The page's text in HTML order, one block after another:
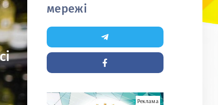
мережі
Реклама